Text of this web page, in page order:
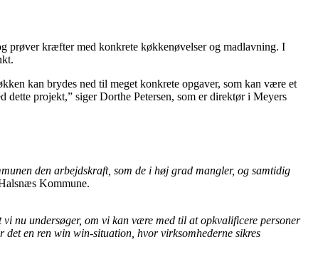
prøver kræfter med konkrete køkkenøvelser og madlavning. I
kan brydes ned til meget konkrete opgaver, som kan være et
projekt,” siger Dorthe Petersen, som er direktør i Meyers
den arbejdskraft, som de i høj grad mangler, og samtidig
Kommune.
nu undersøger, om vi kan være med til at opkvalificere personer
en ren win win-situation, hvor virksomhederne sikres